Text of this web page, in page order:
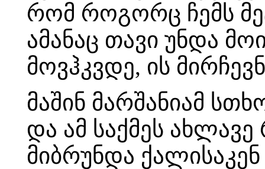
რომ როგორც ჩემს
ამანაც თავი უნდა
მოვჰკვდე, ის
მაშინ მარშანიამ
და ამ საქმეს
მიბრუნდა